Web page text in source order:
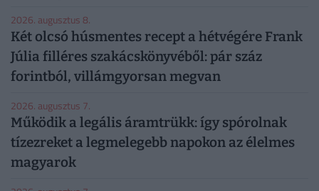
2026. augusztus 8.
Két olcsó húsmentes recept a hétvégére Frank
Júlia filléres szakácskönyvéből: pár száz
forintból, villámgyorsan megvan
2026. augusztus 7.
Működik a legális áramtrükk: így spórolnak
tízezreket a legmelegebb napokon az élelmes
magyarok